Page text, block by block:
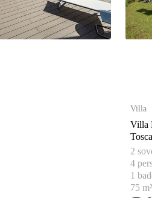
x
t
e
v
i
Villa
Villa
2
4
1
75 m²